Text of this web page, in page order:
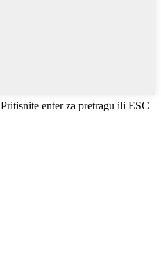
Pritisnite enter za pretragu ili ESC